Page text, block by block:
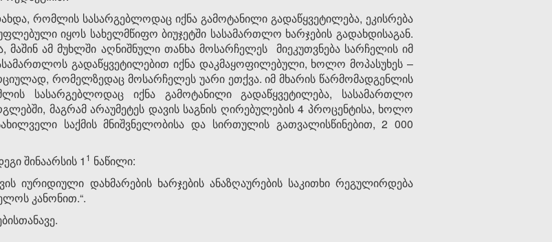
რომლის სასარგებლოდაც იქნა გამოტანილი გადაწყვეტილება, ეკისრება
იყოს სახელმწიფო ბიუჯეტში სასამართლო ხარჯების გადახდისაგან.
ამ მუხლში აღნიშნული თანხა მოსარჩელეს მიეკუთვნება სარჩელის იმ
გადაწყვეტილებით იქნა დაკმაყოფილებული, ხოლო მოპასუხეს –
რომელზედაც მოსარჩელეს უარი ეთქვა. იმ მხარის წარმომადგენლის
სასარგებლოდაც იქნა გამოტანილი გადაწყვეტილება, სასამართლო
მაგრამ არაუმეტეს დავის საგნის ღირებულების 4 პროცენტისა, ხოლო
საქმის მნიშვნელობისა და სირთულის გათვალისწინებით, 2 000
შინაარსის 1 ​1 ნაწილი:
იურიდიული დახმარების ხარჯების ანაზღაურების საკითხი რეგულირდება
კანონით.“.